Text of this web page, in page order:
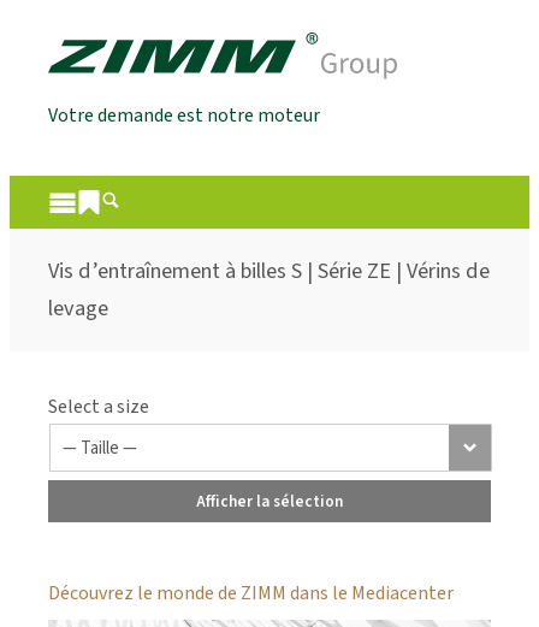
Votre demande est notre moteur
Vis d’entraînement à billes S | Série ZE | Vérins de
levage
Select a size
Afficher la sélection
Découvrez le monde de ZIMM dans le Mediacenter